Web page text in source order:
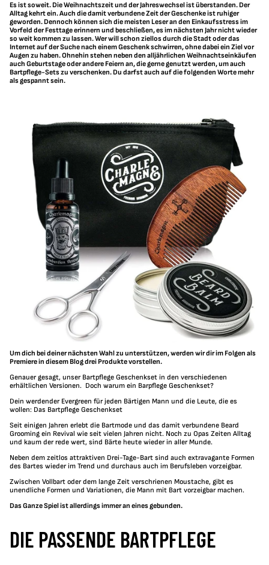
Es ist soweit. Die Weihnachtszeit und der Jahreswechsel ist überstanden. Der
Alltag kehrt ein. Auch die damit verbundene Zeit der Geschenke ist ruhiger
geworden. Dennoch können sich die meisten Leser an den Einkaufsstress im
Vorfeld der Festtage erinnern und beschließen, es im nächsten Jahr nicht wieder
so weit kommen zu lassen. Wer will schon ziellos durch die Stadt oder das
Internet auf der Suche nach einem Geschenk schwirren, ohne dabei ein Ziel vor
Augen zu haben. Ohnehin stehen neben den alljährlichen Weihnachtseinkäufen
auch Geburtstage oder andere Feiern an, die gerne genutzt werden, um auch
Bartpflege-Sets zu verschenken. Du darfst auch auf die folgenden Worte mehr
als gespannt sein.
Um dich bei deiner nächsten Wahl zu unterstützen, werden wir dir im Folgen als
Premiere in diesem Blog drei Produkte vorstellen.
Genauer gesagt, unser Bartpflege Geschenkset in den verschiedenen
erhältlichen Versionen. Doch warum ein Barpflege Geschenkset?
Dein werdender Evergreen für jeden Bärtigen Mann und die Leute, die es
wollen: Das Bartpflege Geschenkset
Seit einigen Jahren erlebt die Bartmode und das damit verbundene Beard
Grooming ein Revival wie seit vielen Jahren nicht. Noch zu Opas Zeiten Alltag
und kaum der rede wert, sind Bärte heute wieder in aller Munde.
Neben dem zeitlos attraktiven Drei-Tage-Bart sind auch extravagante Formen
des Bartes wieder im Trend und durchaus auch im Berufsleben vorzeigbar.
Zwischen Vollbart oder dem lange Zeit verschrienen Moustache, gibt es
unendliche Formen und Variationen, die Mann mit Bart vorzeigbar machen.
Das Ganze Spiel ist allerdings immer an eines gebunden.
DIE PASSENDE BARTPFLEGE